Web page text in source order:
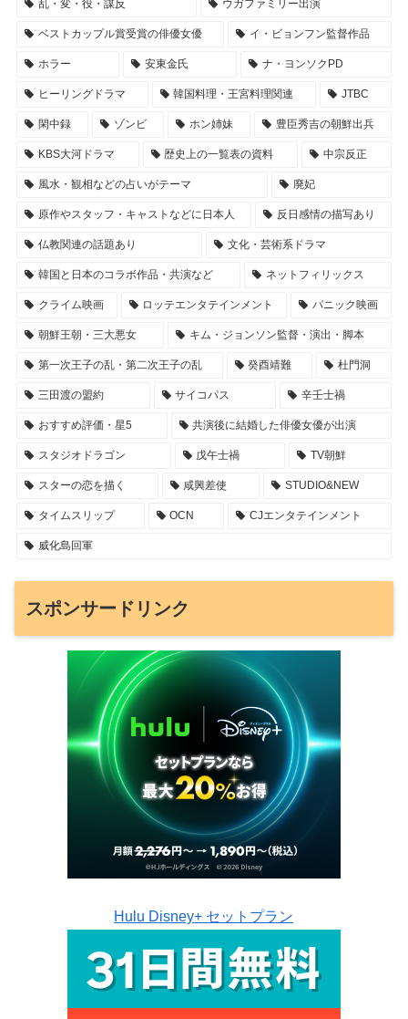
乱・変・役・謀反 ウガファミリー出演
ベストカップル賞受賞の俳優女優 イ・ビョンフン監督作品
ホラー 安東金氏 ナ・ヨンソクPD
ヒーリングドラマ 韓国料理・王宮料理関連 JTBC
閑中録 ゾンビ ホン姉妹 豊臣秀吉の朝鮮出兵
KBS大河ドラマ 歴史上の一覧表の資料 中宗反正
風水・観相などの占いがテーマ 廃妃
原作やスタッフ・キャストなどに日本人 反日感情の描写あり
仏教関連の話題あり 文化・芸術系ドラマ
韓国と日本のコラボ作品・共演など ネットフィリックス
クライム映画 ロッテエンタテインメント パニック映画
朝鮮王朝・三大悪女 キム・ジョンソン監督・演出・脚本
第一次王子の乱・第二次王子の乱 癸酉靖難 杜門洞
三田渡の盟約 サイコパス 辛壬士禍
おすすめ評価・星5 共演後に結婚した俳優女優が出演
スタジオドラゴン 戊午士禍 TV朝鮮
スターの恋を描く 咸興差使 STUDIO&NEW
タイムスリップ OCN CJエンタテインメント
威化島回軍
スポンサードリンク
Hulu Disney+ セットプラン